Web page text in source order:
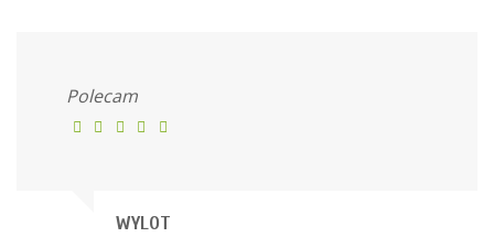
Polecam
WYLOT